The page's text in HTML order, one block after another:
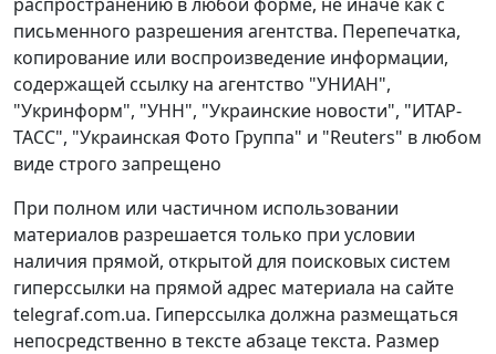
письменного разрешения агентства. Перепечатка,
копирование или воспроизведение информации,
содержащей ссылку на агентство "УНИАН",
"Укринформ", "УНН", "Украинские новости", "ИТАР-
ТАСС", "Украинская Фото Группа" и "Reuters" в любом
виде строго запрещено
При полном или частичном использовании
материалов разрешается только при условии
наличия прямой, открытой для поисковых систем
гиперссылки на прямой адрес материала на сайте
telegraf.com.ua. Гиперссылка должна размещаться
непосредственно в тексте абзаце текста. Размер